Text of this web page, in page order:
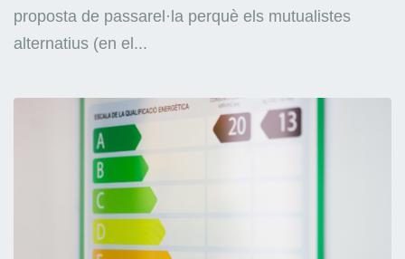
proposta de passarel·la perquè els mutualistes
alternatius (en el...